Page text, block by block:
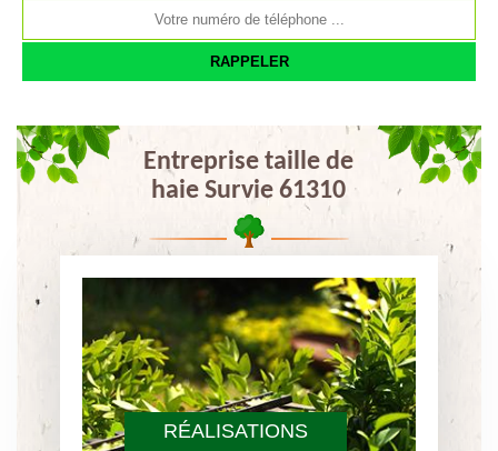
RÉALISATIONS
Entreprise taille de
haie Survie 61310